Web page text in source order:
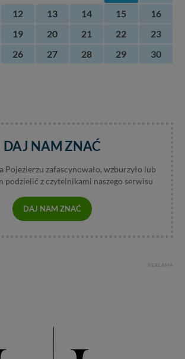
12 13 14 15
16
19 20 21 22
23
26 27 28 29
30
DAJ NAM ZNAĆ
Pojezierzu zafascynowało, wzburzyło lub
podzielić z czytelnikami naszego serwisu
DAJ NAM ZNAĆ
REKLAMA